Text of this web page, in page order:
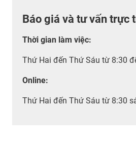
Báo giá và tư vấn trực
Thời gian làm việc:
Thứ Hai đến Thứ Sáu từ 8:30
Online:
Thứ Hai đến Thứ Sáu từ 8:30